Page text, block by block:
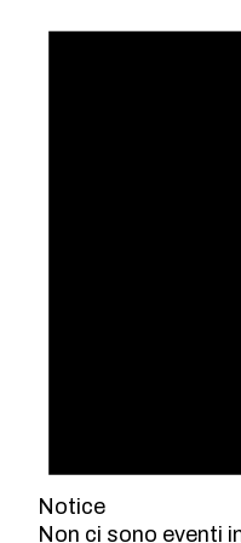
Notice
Non ci sono eventi